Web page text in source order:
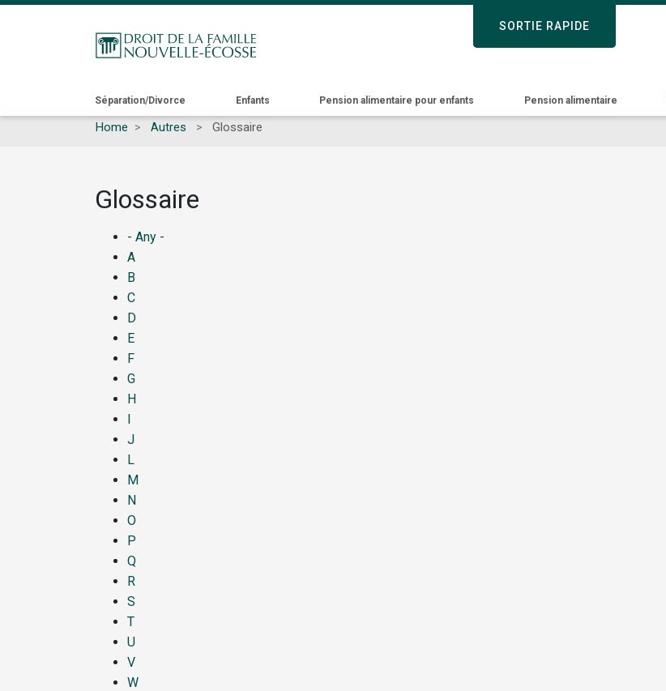
SORTIE RAPIDE
to
main
SORTIE RAPIDE
Main
navigation
Séparation/Divorce Enfants Pension alimentaire pour enfants Pension alimentaire
Home Autres Glossaire
Glossaire
- Any -
A
B
C
D
E
F
G
H
I
J
L
M
N
O
P
Q
R
S
T
U
V
W